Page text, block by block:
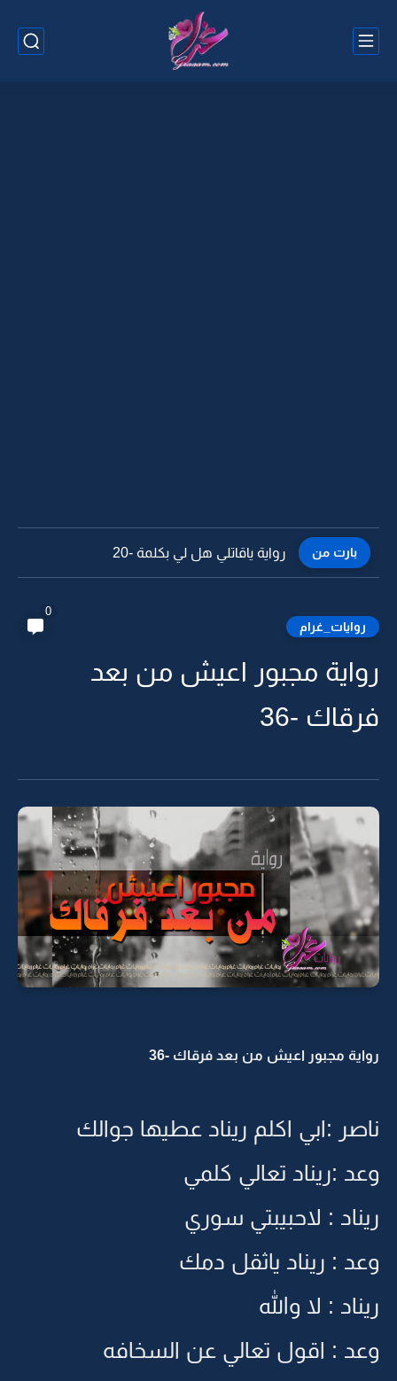
بارت من رواية ياقاتلي هل لي بكلمة -19
روايات_غرام
0
رواية مجبور اعيش من بعد
فرقاك -36
رواية مجبور اعيش من بعد فرقاك -36
ناصر :ابي اكلم ريناد عطيها جوالك
وعد :ريناد تعالي كلمي
ريناد : لاحبيبتي سوري
وعد : ريناد ياثقل دمك
ريناد : لا والله
وعد : اقول تعالي عن السخافه